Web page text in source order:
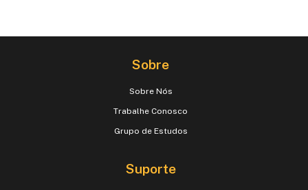
Sobre
Sobre Nós
Trabalhe Conosco
Grupo de Estudos
Suporte